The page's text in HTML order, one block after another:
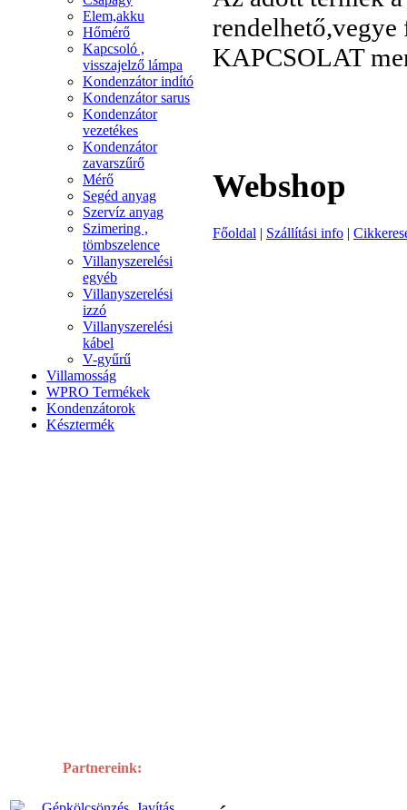
Elem,akku
Hőmérő
Kapcsoló ,
visszajelző lámpa
Kondenzátor indító
Kondenzátor sarus
Kondenzátor
vezetékes
Kondenzátor
zavarszűrő
Mérő
Segéd anyag
Szervíz anyag
Szimering ,
tömbszelence
Villanyszerelési
egyéb
Villanyszerelési
izzó
Villanyszerelési
kábel
V-gyűrű
Villamosság
WPRO Termékek
Kondenzátorok
Késztermék
Partnereink:
KAPCSOLAT
Webshop
Főoldal | Szállítási info |